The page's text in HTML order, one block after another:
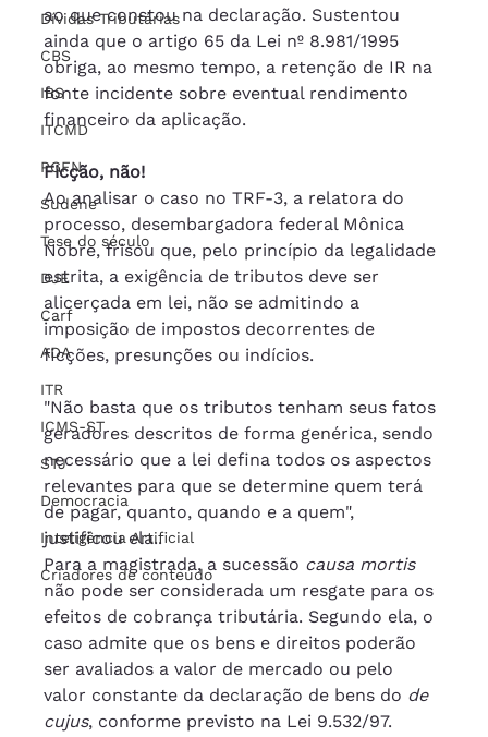
Dívidas Tributárias
CBS
IBS
ITCMD
PGFN
Sudene
Tese do século
DJE
Carf
ADA
ITR
ICMS-ST
STJ
Democracia
Inteligência Artificial
Criadores de conteúdo
ao que constou na declaração. Sustentou
ainda que o artigo 65 da Lei nº 8.981/1995
obriga, ao mesmo tempo, a retenção de IR na
fonte incidente sobre eventual rendimento
financeiro da aplicação.
Ficção, não!
Ao analisar o caso no TRF-3, a relatora do
processo, desembargadora federal Mônica
Nobre, frisou que, pelo princípio da legalidade
estrita, a exigência de tributos deve ser
alicerçada em lei, não se admitindo a
imposição de impostos decorrentes de
ficções, presunções ou indícios.
"Não basta que os tributos tenham seus fatos
geradores descritos de forma genérica, sendo
necessário que a lei defina todos os aspectos
relevantes para que se determine quem terá
de pagar, quanto, quando e a quem",
justificou ela..
Para a magistrada, a sucessão causa mortis
não pode ser considerada um resgate para os
efeitos de cobrança tributária. Segundo ela, o
caso admite que os bens e direitos poderão
ser avaliados a valor de mercado ou pelo
valor constante da declaração de bens do de
cujus, conforme previsto na Lei 9.532/97.